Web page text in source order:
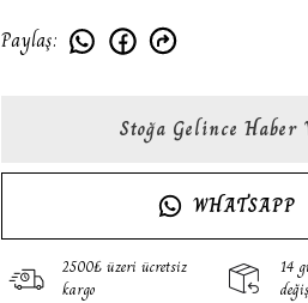
Paylaş:
Stoğa Gelince Haber
WHATSAPP
2500₺ üzeri ücretsiz
kargo
14